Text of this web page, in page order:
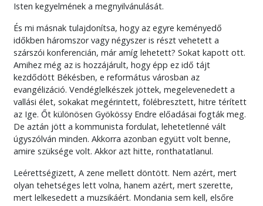
Isten kegyelmének a megnyilvánulását.
És mi másnak tulajdonítsa, hogy az egyre keményedő
időkben háromszor vagy négyszer is részt vehetett a
szárszói konferencián, már amíg lehetett? Sokat kapott ott.
Amihez még az is hozzájárult, hogy épp ez idő tájt
kezdődött Békésben, e református városban az
evangélizáció. Vendéglelkészek jöttek, megelevenedett a
vallási élet, sokakat megérintett, fölébresztett, hitre térített
az Ige. Őt különösen Gyökössy Endre előadásai fogták meg.
De aztán jött a kommunista fordulat, lehetetlenné vált
úgyszólván minden. Akkorra azonban együtt volt benne,
amire szüksége volt. Akkor azt hitte, ronthatatlanul.
Leérettségizett, A zene mellett döntött. Nem azért, mert
olyan tehetséges lett volna, hanem azért, mert szerette,
mert lelkesedett a muzsikáért. Mondania sem kell, elsőre